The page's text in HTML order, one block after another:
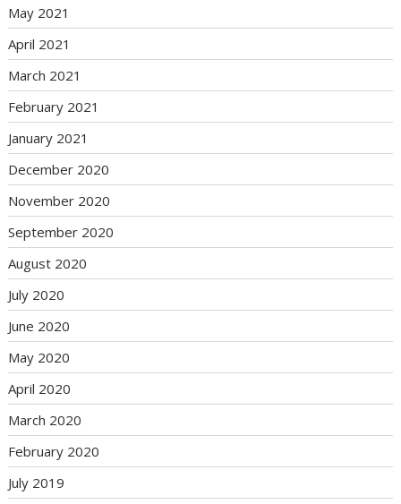
May 2021
April 2021
March 2021
February 2021
January 2021
December 2020
November 2020
September 2020
August 2020
July 2020
June 2020
May 2020
April 2020
March 2020
February 2020
July 2019